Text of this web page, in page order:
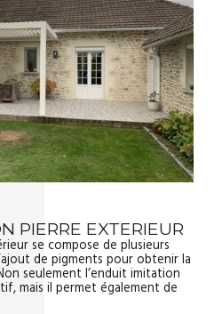
PIERRE EXTERIEUR
se compose de plusieurs
de pigments pour obtenir la
seulement l’enduit imitation
mais il permet également de